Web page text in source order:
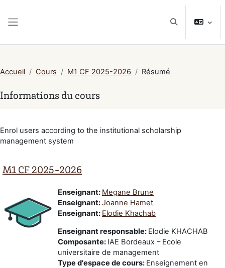
Activer/
Accueil Cours M1 CF 2025-2026 Résumé
Informations du cours
Enrol users according to the institutional scholarship
management system
M1 CF 2025-2026
Enseignant: Megane Brune
Enseignant:Joanne Hamet
Enseignant: Elodie Khachab
Enseignant responsable: Elodie KHACHAB
Composante: IAE Bordeaux – Ecole
universitaire de management
Type d'espace de cours: Enseignement en